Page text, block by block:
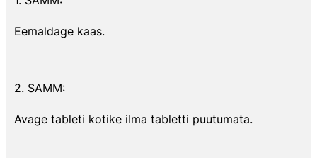
Eemaldage kaas.
2. SAMM:
Avage tableti kotike ilma tabletti puutumata.